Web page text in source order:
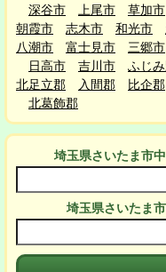
深谷市
上尾市 草加市
朝霞市
志木市 和光市
八潮市
富士見市 三郷市
日高市
吉川市 ふじ
北足立郡
入間郡 比企郡
北葛飾郡
埼玉県さいたま市
埼玉県さいたま